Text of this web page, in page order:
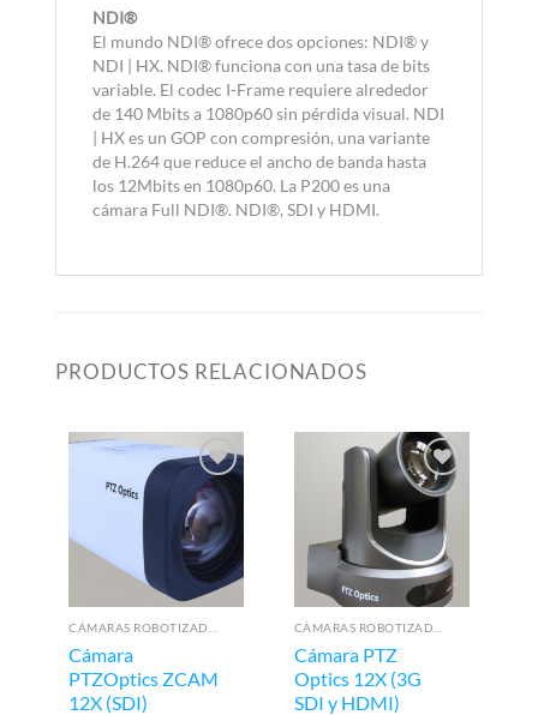
NDI®
El mundo NDI® ofrece dos opciones: NDI® y
NDI | HX. NDI® funciona con una tasa de bits
variable. El codec I-Frame requiere alrededor
de 140 Mbits a 1080p60 sin pérdida visual. NDI
| HX es un GOP con compresión, una variante
de H.264 que reduce el ancho de banda hasta
los 12Mbits en 1080p60. La P200 es una
cámara Full NDI®. NDI®, SDI y HDMI.
PRODUCTOS RELACIONADOS
Cámara
PTZOptics ZCAM
12X (SDI)
Cámara PTZ
Optics 12X (3G
SDI y HDMI)